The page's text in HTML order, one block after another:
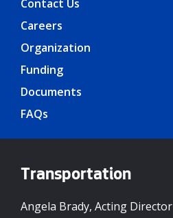
Contact Us
Careers
Organization
Funding
Documents
FAQs
Transportation
Angela Brady, Acting Director